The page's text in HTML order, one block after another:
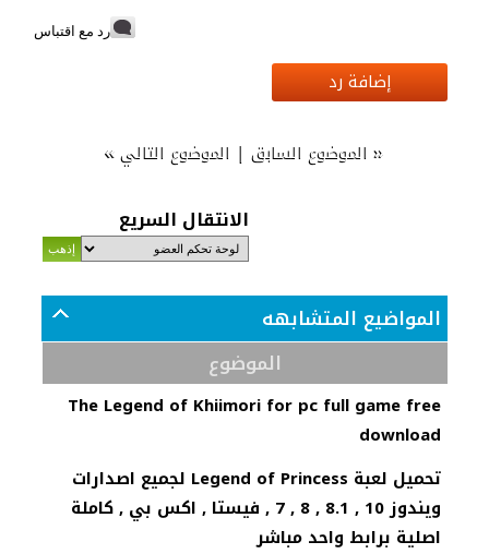
رد مع اقتباس
إضافة رد
« الموضوع السابق| الموضوع التالي»
الانتقال السريع
المواضيع المتشابهه
الموضوع
The Legend of Khiimori for pc full game free
download
تحميل لعبة Legend of Princess لجميع اصدارات
ويندوز 10 , 8.1 , 8 , 7 , فيستا , اكس بي , كاملة
اصلية برابط واحد مباشر